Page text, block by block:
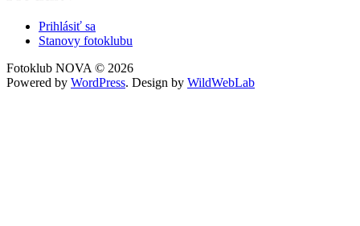
Prihlásiť sa
Stanovy fotoklubu
Fotoklub NOVA © 2026
Powered by WordPress. Design by WildWebLab